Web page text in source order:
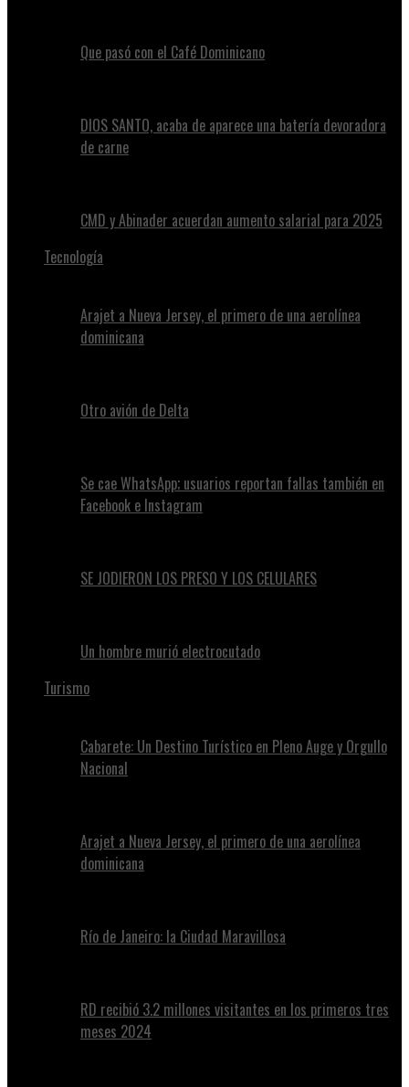
Que pasó con el Café Dominicano
DIOS SANTO, acaba de aparece una batería devoradora
de carne
CMD y Abinader acuerdan aumento salarial para 2025
Tecnología
Arajet a Nueva Jersey, el primero de una aerolínea
dominicana
Otro avión de Delta
Se cae WhatsApp; usuarios reportan fallas también en
Facebook e Instagram
SE JODIERON LOS PRESO Y LOS CELULARES
Un hombre murió electrocutado
Turismo
Cabarete: Un Destino Turístico en Pleno Auge y Orgullo
Nacional
Arajet a Nueva Jersey, el primero de una aerolínea
dominicana
Río de Janeiro: la Ciudad Maravillosa
RD recibió 3.2 millones visitantes en los primeros tres
meses 2024